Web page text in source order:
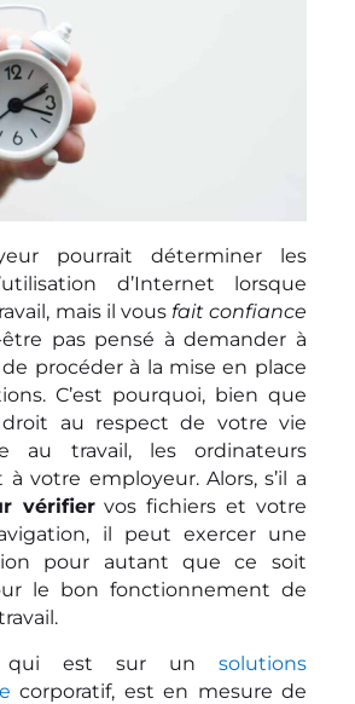
pourrait déterminer les
d’Internet lorsque
mais il vous fait confiance
pas pensé à demander à
procéder à la mise en place
C’est pourquoi, bien que
au respect de votre vie
au travail, les ordinateurs
votre employeur. Alors, s’il a
vérifiervos fichiers et votre
il peut exercer une
pour autant que ce soit
le bon fonctionnement de
qui est sur un solutions
corporatif, est en mesure de